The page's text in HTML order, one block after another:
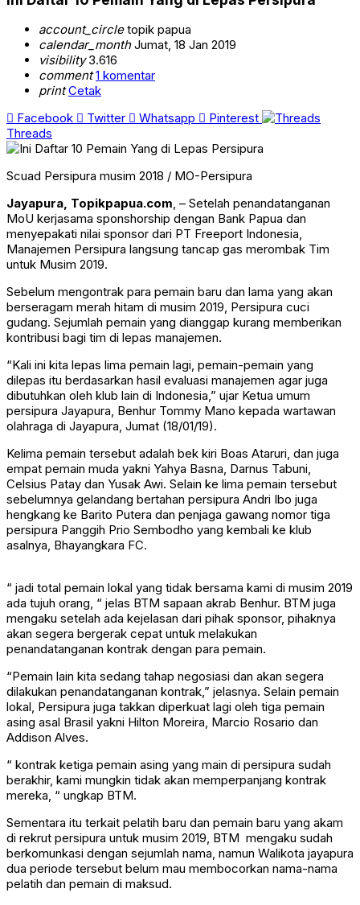
account_circletopik papua
calendar_monthJumat, 18 Jan 2019
visibility3.616
comment 1 komentar
print Cetak
Facebook
Twitter Whatsapp
Pinterest
Threads
Scuad Persipura musim 2018 / MO-Persipura
Jayapura, Topikpapua.com, – Setelah penandatanganan
MoU kerjasama sponshorship dengan Bank Papua dan
menyepakati nilai sponsor dari PT Freeport Indonesia,
Manajemen Persipura langsung tancap gas merombak Tim
untuk Musim 2019.
Sebelum mengontrak para pemain baru dan lama yang akan
berseragam merah hitam di musim 2019, Persipura cuci
gudang. Sejumlah pemain yang dianggap kurang memberikan
kontribusi bagi tim di lepas manajemen.
“Kali ini kita lepas lima pemain lagi, pemain-pemain yang
dilepas itu berdasarkan hasil evaluasi manajemen agar juga
dibutuhkan oleh klub lain di Indonesia,” ujar Ketua umum
persipura Jayapura, Benhur Tommy Mano kepada wartawan
olahraga di Jayapura, Jumat (18/01/19).
Kelima pemain tersebut adalah bek kiri Boas Ataruri, dan juga
empat pemain muda yakni Yahya Basna, Darnus Tabuni,
Celsius Patay dan Yusak Awi. Selain ke lima pemain tersebut
sebelumnya gelandang bertahan persipura Andri Ibo juga
hengkang ke Barito Putera dan penjaga gawang nomor tiga
persipura Panggih Prio Sembodho yang kembali ke klub
asalnya, Bhayangkara FC.
“ jadi total pemain lokal yang tidak bersama kami di musim 2019
ada tujuh orang, “ jelas BTM sapaan akrab Benhur. BTM juga
mengaku setelah ada kejelasan dari pihak sponsor, pihaknya
akan segera bergerak cepat untuk melakukan
penandatanganan kontrak dengan para pemain.
“Pemain lain kita sedang tahap negosiasi dan akan segera
dilakukan penandatanganan kontrak,” jelasnya. Selain pemain
lokal, Persipura juga takkan diperkuat lagi oleh tiga pemain
asing asal Brasil yakni Hilton Moreira, Marcio Rosario dan
Addison Alves.
“ kontrak ketiga pemain asing yang main di persipura sudah
berakhir, kami mungkin tidak akan memperpanjang kontrak
mereka, “ ungkap BTM.
Sementara itu terkait pelatih baru dan pemain baru yang akam
di rekrut persipura untuk musim 2019, BTM mengaku sudah
berkomunkasi dengan sejumlah nama, namun Walikota jayapura
dua periode tersebut belum mau membocorkan nama-nama
pelatih dan pemain di maksud.